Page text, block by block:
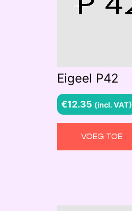
Eigeel P42
€12.35 (incl. VAT)
VOEG TOE